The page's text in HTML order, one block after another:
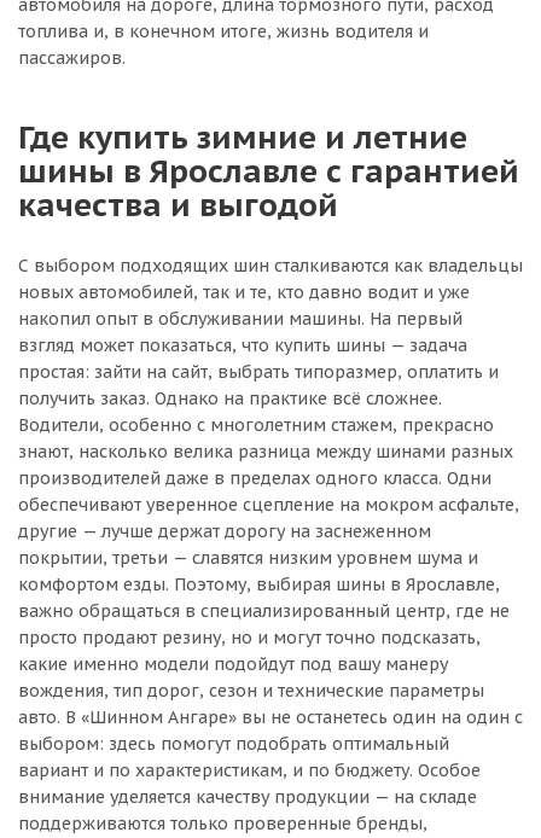
автомобиля на дороге, длина тормозного пути, расход
топлива и, в конечном итоге, жизнь водителя и
пассажиров.
Где купить зимние и летние
шины в Ярославле с гарантией
качества и выгодой
С выбором подходящих шин сталкиваются как владельцы
новых автомобилей, так и те, кто давно водит и уже
накопил опыт в обслуживании машины. На первый
взгляд может показаться, что купить шины — задача
простая: зайти на сайт, выбрать типоразмер, оплатить и
получить заказ. Однако на практике всё сложнее.
Водители, особенно с многолетним стажем, прекрасно
знают, насколько велика разница между шинами разных
производителей даже в пределах одного класса. Одни
обеспечивают уверенное сцепление на мокром асфальте,
другие — лучше держат дорогу на заснеженном
покрытии, третьи — славятся низким уровнем шума и
комфортом езды. Поэтому, выбирая шины в Ярославле,
важно обращаться в специализированный центр, где не
просто продают резину, но и могут точно подсказать,
какие именно модели подойдут под вашу манеру
вождения, тип дорог, сезон и технические параметры
авто. В «Шинном Ангаре» вы не останетесь один на один с
выбором: здесь помогут подобрать оптимальный
вариант и по характеристикам, и по бюджету. Особое
внимание уделяется качеству продукции — на складе
поддерживаются только проверенные бренды,